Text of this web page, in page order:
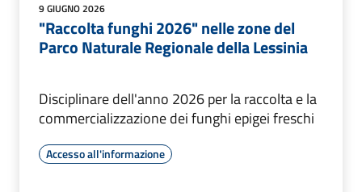
9 GIUGNO 2026
"Raccolta funghi 2026" nelle zone del
Parco Naturale Regionale della Lessinia
Disciplinare dell'anno 2026 per la raccolta e la
commercializzazione dei funghi epigei freschi
Accesso all'informazione